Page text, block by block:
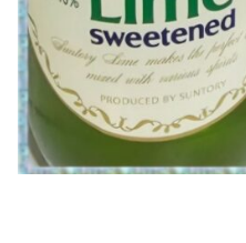
2024/09/